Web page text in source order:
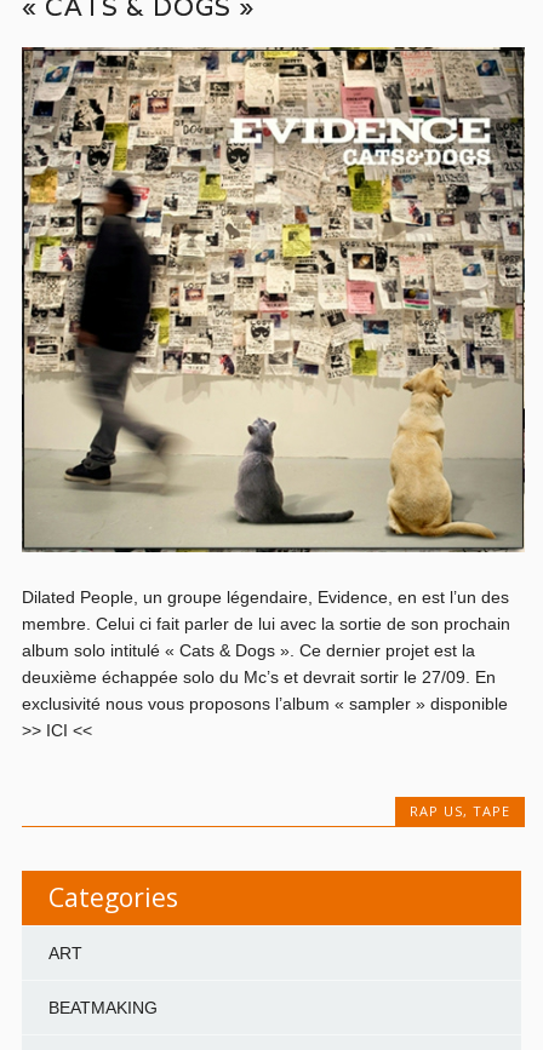
« CATS & DOGS »
Dilated People, un groupe légendaire, Evidence, en est l’un des
membre. Celui ci fait parler de lui avec la sortie de son prochain
album solo intitulé « Cats & Dogs ». Ce dernier projet est la
deuxième échappée solo du Mc’s et devrait sortir le 27/09. En
exclusivité nous vous proposons l’album « sampler » disponible
>> ICI <<
RAP US, TAPE
Categories
ART
BEATMAKING